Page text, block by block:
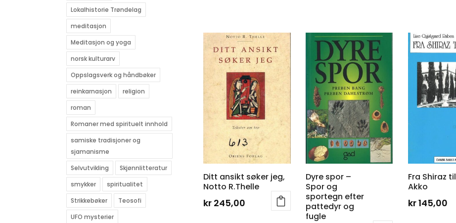
Ditt ansikt søker jeg,
Notto R.Thelle
kr 245,00
Dyre spor –
Spor og
sportegn efter
pattedyr og
fugle
Fra Shiraz til
Akko
kr145,00
Lokalhistorie Trøndelag
meditasjon
Meditasjon og yoga
norsk kulturarv
Oppslagsverk og håndbøker
reinkarnasjon
religion
roman
Romaner med spirituelt innhold
samiske tradisjoner og
sjamanisme
Selvutvikling
Skjønnlitteratur
smykker
spiritualitet
Strikkebøker
Teosofi
UFO mysterier